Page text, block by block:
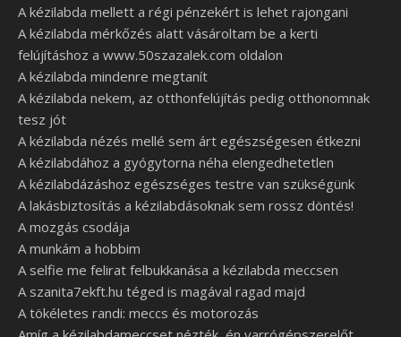
A kézilabda mellett a régi pénzekért is lehet rajongani
A kézilabda mérkőzés alatt vásároltam be a kerti
felújításhoz a www.50szazalek.com oldalon
A kézilabda mindenre megtanít
A kézilabda nekem, az otthonfelújítás pedig otthonomnak
tesz jót
A kézilabda nézés mellé sem árt egészségesen étkezni
A kézilabdához a gyógytorna néha elengedhetetlen
A kézilabdázáshoz egészséges testre van szükségünk
A lakásbiztosítás a kézilabdásoknak sem rossz döntés!
A mozgás csodája
A munkám a hobbim
A selfie me felirat felbukkanása a kézilabda meccsen
A szanita7ekft.hu téged is magával ragad majd
A tökéletes randi: meccs és motorozás